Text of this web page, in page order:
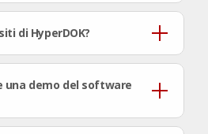
di HyperDOK?
una demo del software